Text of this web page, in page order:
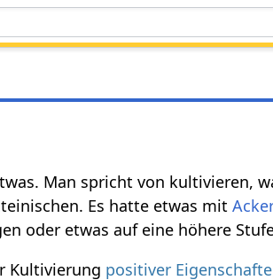
Man spricht von kultivieren,
Es hatte etwas mit
oder etwas auf eine höhere
Kultivierung positiver